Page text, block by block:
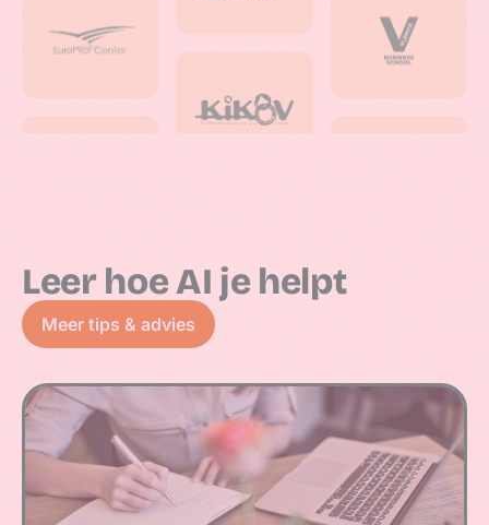
Leer hoe AI je helpt
Meer tips & advies